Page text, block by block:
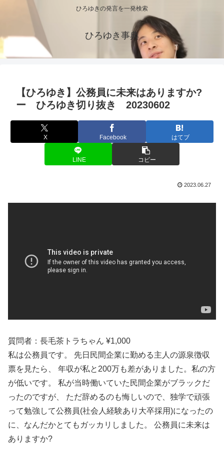
ひろゆきの発言を一発検索
ひろゆき事典
【ひろゆき】公務員に未来はありますか?
ー ひろゆき切り抜き 20230602
X Facebook はてブ
LINE コピー
2023.06.27
質問者：長毛茶トラちゃん ¥1,000
私は公務員です。 先日民間企業に勤める主人の源泉徴収
票を見たら、 年収が私と200万も差がありました。私の方
が低いです。 私が当時働いていた民間企業がブラックだ
ったのですが、 ただ辞めるのも悔しいので、独学で頑張
って勉強して公務員(社会人経験あり大卒採用)になったの
に、なんだかとてもガッカリしました。 公務員に未来は
ありますか?